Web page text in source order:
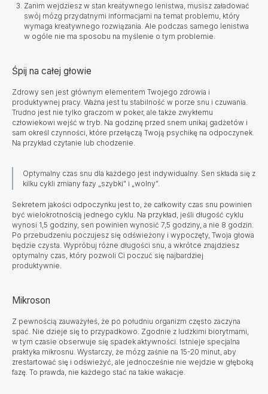
Zanim wejdziesz w stan kreatywnego lenistwa, musisz załadować
swój mózg przydatnymi informacjami na temat problemu, który
wymaga kreatywnego rozwiązania. Ale podczas samego lenistwa
w ogóle nie ma sposobu na myślenie o tym problemie.
Śpij na całej głowie
Zdrowy sen jest głównym elementem Twojego zdrowia i
produktywnej pracy. Ważna jest tu stabilność w porze snu i czuwania.
Trudno jest nie tylko graczom w poker, ale także zwykłemu
człowiekowi wejść w tryb. Na godzinę przed snem unikaj gadżetów i
sam określ czynności, które przełączą Twoją psychikę na odpoczynek.
Na przykład czytanie lub chodzenie.
Optymalny czas snu dla każdego jest indywidualny. Sen składa się z
kilku cykli zmiany fazy „szybki” i „wolny”.
Sekretem jakości odpoczynku jest to, że całkowity czas snu powinien
być wielokrotnością jednego cyklu. Na przykład, jeśli długość cyklu
wynosi 1,5 godziny, sen powinien wynosić 7,5 godziny, a nie 8 godzin.
Po przebudzeniu poczujesz się odświeżony i wypoczęty, Twoja głowa
będzie czysta. Wypróbuj różne długości snu, a wkrótce znajdziesz
optymalny czas, który pozwoli Ci poczuć się najbardziej
produktywnie.
Mikroson
Z pewnością zauważyłeś, że po południu organizm często zaczyna
spać. Nie dzieje się to przypadkowo. Zgodnie z ludzkimi biorytmami,
w tym czasie obserwuje się spadek aktywności. Istnieje specjalna
praktyka mikrosnu. Wystarczy, że mózg zaśnie na 15-20 minut, aby
zrestartować się i odświeżyć, ale jednocześnie nie wejdzie w głęboką
fazę. To prawda, nie każdego stać na takie wakacje.